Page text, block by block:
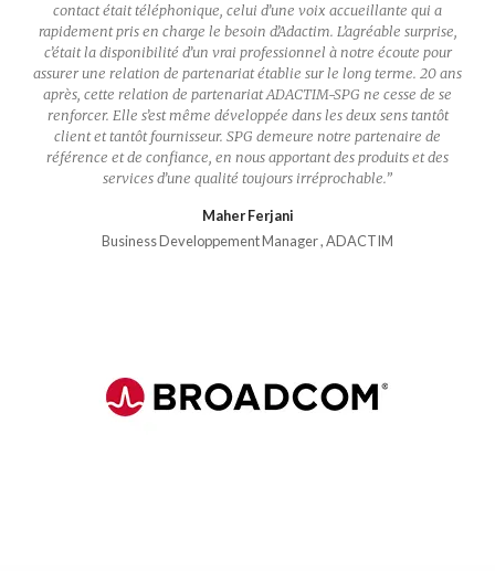
contact était téléphonique, celui d’une voix accueillante qui a
rapidement pris en charge le besoin d’Adactim. L’agréable surprise,
c’était la disponibilité d’un vrai professionnel à notre écoute pour
assurer une relation de partenariat établie sur le long terme. 20 ans
après, cette relation de partenariat ADACTIM-SPG ne cesse de se
renforcer. Elle s’est même développée dans les deux sens tantôt
client et tantôt fournisseur. SPG demeure notre partenaire de
référence et de confiance, en nous apportant des produits et des
services d’une qualité toujours irréprochable.”
Maher Ferjani
Business Developpement Manager , ADACTIM